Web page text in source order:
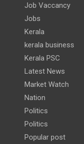
Job Vaccancy
Jobs
Kerala
kerala business
Kerala PSC
Latest News
Market Watch
Nation
Politics
Politics
Popular post